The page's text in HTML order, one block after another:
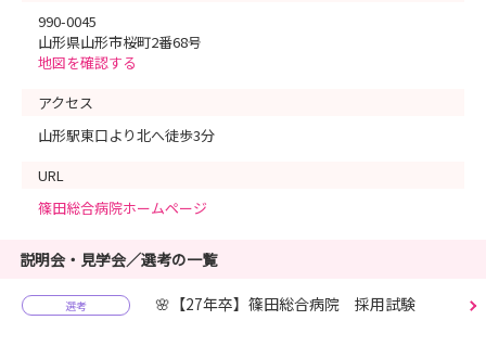
990-0045
山形県山形市桜町2番68号
地図を確認する
アクセス
山形駅東口より北へ徒歩3分
URL
篠田総合病院ホームページ
説明会・見学会／選考の一覧
選考 🌸【27年卒】篠田総合病院 採用試験